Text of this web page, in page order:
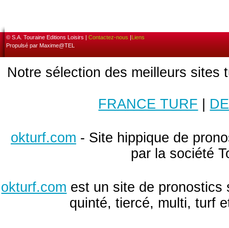
© S.A. Touraine Editions Loisirs | Contactez-nous |Liens
Propulsé par Maxime@TEL
Notre sélection des meilleurs sites
FRANCE TURF
okturf.com - Site hippique de
par la société
okturf.com est un site de pronostics
quinté, tiercé, multi, turf